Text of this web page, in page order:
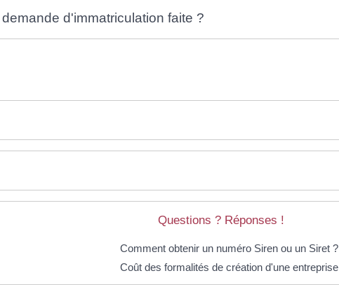
d'immatriculation faite ?
Questions ? Réponses !
Comment obtenir un numéro Siren ou un Siret ?
Coût des formalités de création d'une entreprise